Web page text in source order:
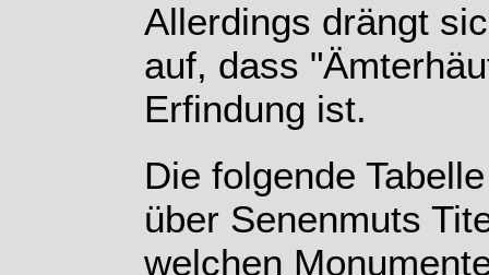
Allerdings drängt
auf, dass
Erfindung ist.
Die folgende
über Senenmuts
welchen